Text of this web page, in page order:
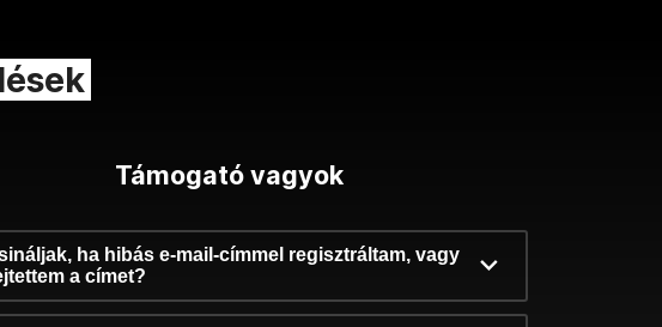
Támogató vagyok
ha hibás e-mail-címmel regisztráltam, vagy
a címet?